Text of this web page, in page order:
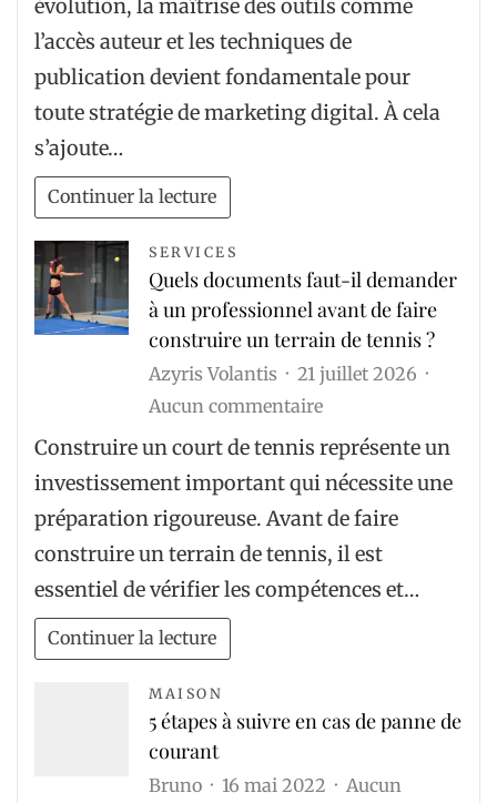
et
netlinking
:
PBN
CRSEO
évolution, la maîtrise des outils comme
l’accès auteur et les techniques de
publication devient fondamentale pour
toute stratégie de marketing digital. À cela
s’ajoute…
Continuer la lecture
SERVICES
Quels documents faut-il demander
à un professionnel avant de faire
construire un terrain de tennis ?
Azyris Volantis
21 juillet 2026
Aucun commentairesur
Quels
documents
il
demander
à
de
construire
Construire un court de tennis représente un
investissement important qui nécessite une
préparation rigoureuse. Avant de faire
construire un terrain de tennis, il est
essentiel de vérifier les compétences et…
Continuer la lecture
MAISON
5 étapes à suivre en cas de panne de
courant
Bruno 16 mai 2022
Aucun